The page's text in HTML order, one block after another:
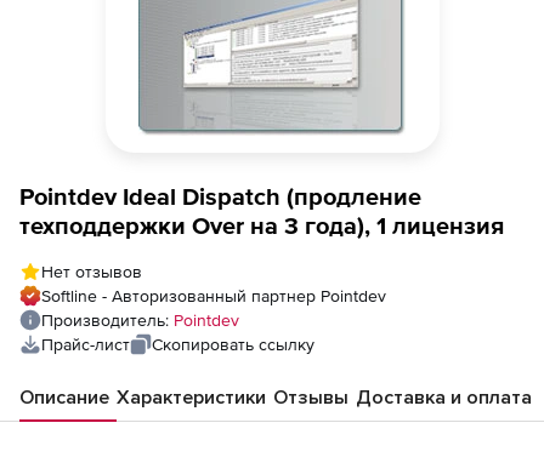
Pointdev Ideal Dispatch (продление
техподдержки Over на 3 года), 1 лицензия
Нет отзывов
Softline - Авторизованный партнер Pointdev
Производитель: Pointdev
Прайс-лист
Скопировать ссылку
Описание Характеристики Отзывы Доставка и оплата